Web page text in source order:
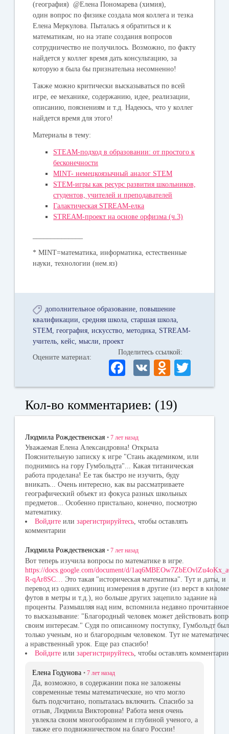
(география) @Елена Пономарева (химия),
один вопрос по физике создала моя коллега и тезка
Елена Меркулова. Пыталась я обратиться и к
математикам, но на этапе создания вопросов
сотрудничество не получилось. Возможно, по факту
найдется у коллег время дать консультацию, за
которую я была бы признательна несомненно!
Также можно критически высказываться по всей
игре, ее механике, содержанию, идее, реализации,
описанию, пояснениям и т.д. Надеюсь, что у коллег
найдется время для этого!
Материалы в тему:
STEAM-подход в образовании: от простого к
бесконечности
MINT- немецкоязычный аналог STEM
STEM-игры как ресурс развития школьников,
студентов, учителей и преподавателей
Галактическая STREAM-елка
STREAM-проект на основе орфизма (ч.3)
* MINT=математика, информатика, естественные
науки, технологии (нем.яз)
дополнительное образование повышение
квалификации
средняя школа старшая школа
STEM география искусство методика STREAM-
учитель кейс мысли проект
Оцените материал:
Поделитесь ссылкой:
Fa
ce
bo
ok
V
K
O
dn
ok
la
ki
wi
r
Кол-во комментариев: (19)
Людмила Рождественская • 7 лет назад
Уважаемая Елена Александровна! Открыла
Пояснительную записку к игре "Стань академиком, или
поднимись на гору Гумбольдта"... Какая титаническая
работа проделана! Ее так быстро не изучить, буду
вникать... Очень интересно, как вы рассматриваете
географический объект из фокуса разных школьных
предметов... Особенно пристально, конечно, посмотрю
математику.
Войдите или зарегистрируйтесь, чтобы оставлять
комментарии
Людмила Рождественская • 7 лет назад
Вот теперь изучила вопросы по математике в игре.
https://docs.google.com/document/d/
R-qAr8SC…
Это такая "историческая математика". Тут и даты, и
перевод из одних единиц измерения в другие (из верст в
футов в метры и т.д.), но больше других зацепило задание на
проценты. Размышляя над ним, вспомнила недавно прочитанное
то высказывание: "Благородный человек может действовать
своим интересам." Судя по описанному поступку, Гумбольдт
только ученым, но и благородным человеком. Тут не
а нравственный урок. Еще раз спасибо!
Войдите или зарегистрируйтесь , чтобы оставлять
Елена Годунова • 7 лет назад
Да, возможно, в содержании пока не заложены
современные темы математические, но что могло
быть подсчитано, попыталась включить. Спасибо за
отзыв, Людмила Викторовна! Работа меня очень
увлекла своим многообразием и глубиной ученого, а
также его подвижничеством на благо России!